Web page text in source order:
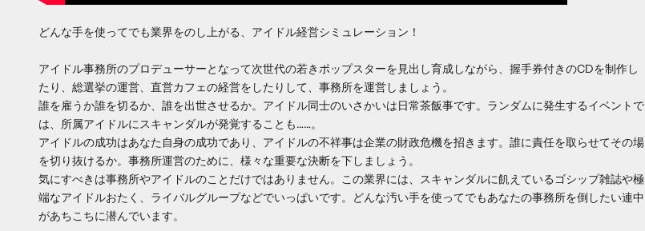
どんな手を使ってでも業界をのし上がる、アイドル経営シミュレーション！
アイドル事務所のプロデューサーとなって次世代の若きポップスターを見出し育成しながら、握手券付きのCDを制作し
たり、総選挙の運営、直営カフェの経営をしたりして、事務所を運営しましょう。
誰を雇うか誰を切るか、誰を出世させるか。アイドル同士のいさかいは日常茶飯事です。ランダムに発生するイベントで
は、所属アイドルにスキャンダルが発覚することも……。
アイドルの成功はあなた自身の成功であり、アイドルの不祥事は企業の財政危機を招きます。誰に責任を取らせてその場
を切り抜けるか。事務所運営のために、様々な重要な決断を下しましょう。
気にすべきは事務所やアイドルのことだけではありません。この業界には、スキャンダルに飢えているゴシップ雑誌や極
端なアイドルおたく、ライバルグループなどでいっぱいです。どんな汚い手を使ってでもあなたの事務所を倒したい連中
があちこちに潜んでいます。